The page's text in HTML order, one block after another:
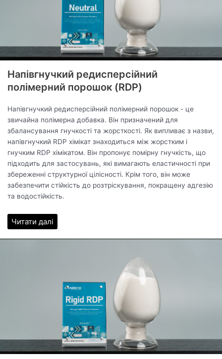
Напівгнучкий редисперсійний
полімерний порошок (RDP)
Напівгнучкий редисперсійний полімерний порошок - це
звичайна полімерна добавка. Він призначений для
збалансування гнучкості та жорсткості. Як випливає з назви,
напівгнучкий RDP хімікат знаходиться між жорстким і
гнучким RDP хімікатом. Він пропонує помірну гнучкість, що
підходить для застосувань, які вимагають еластичності при
збереженні структурної цілісності. Крім того, він може
забезпечити стійкість до розтріскування, покращену адгезію
та водостійкість.
Читати далі